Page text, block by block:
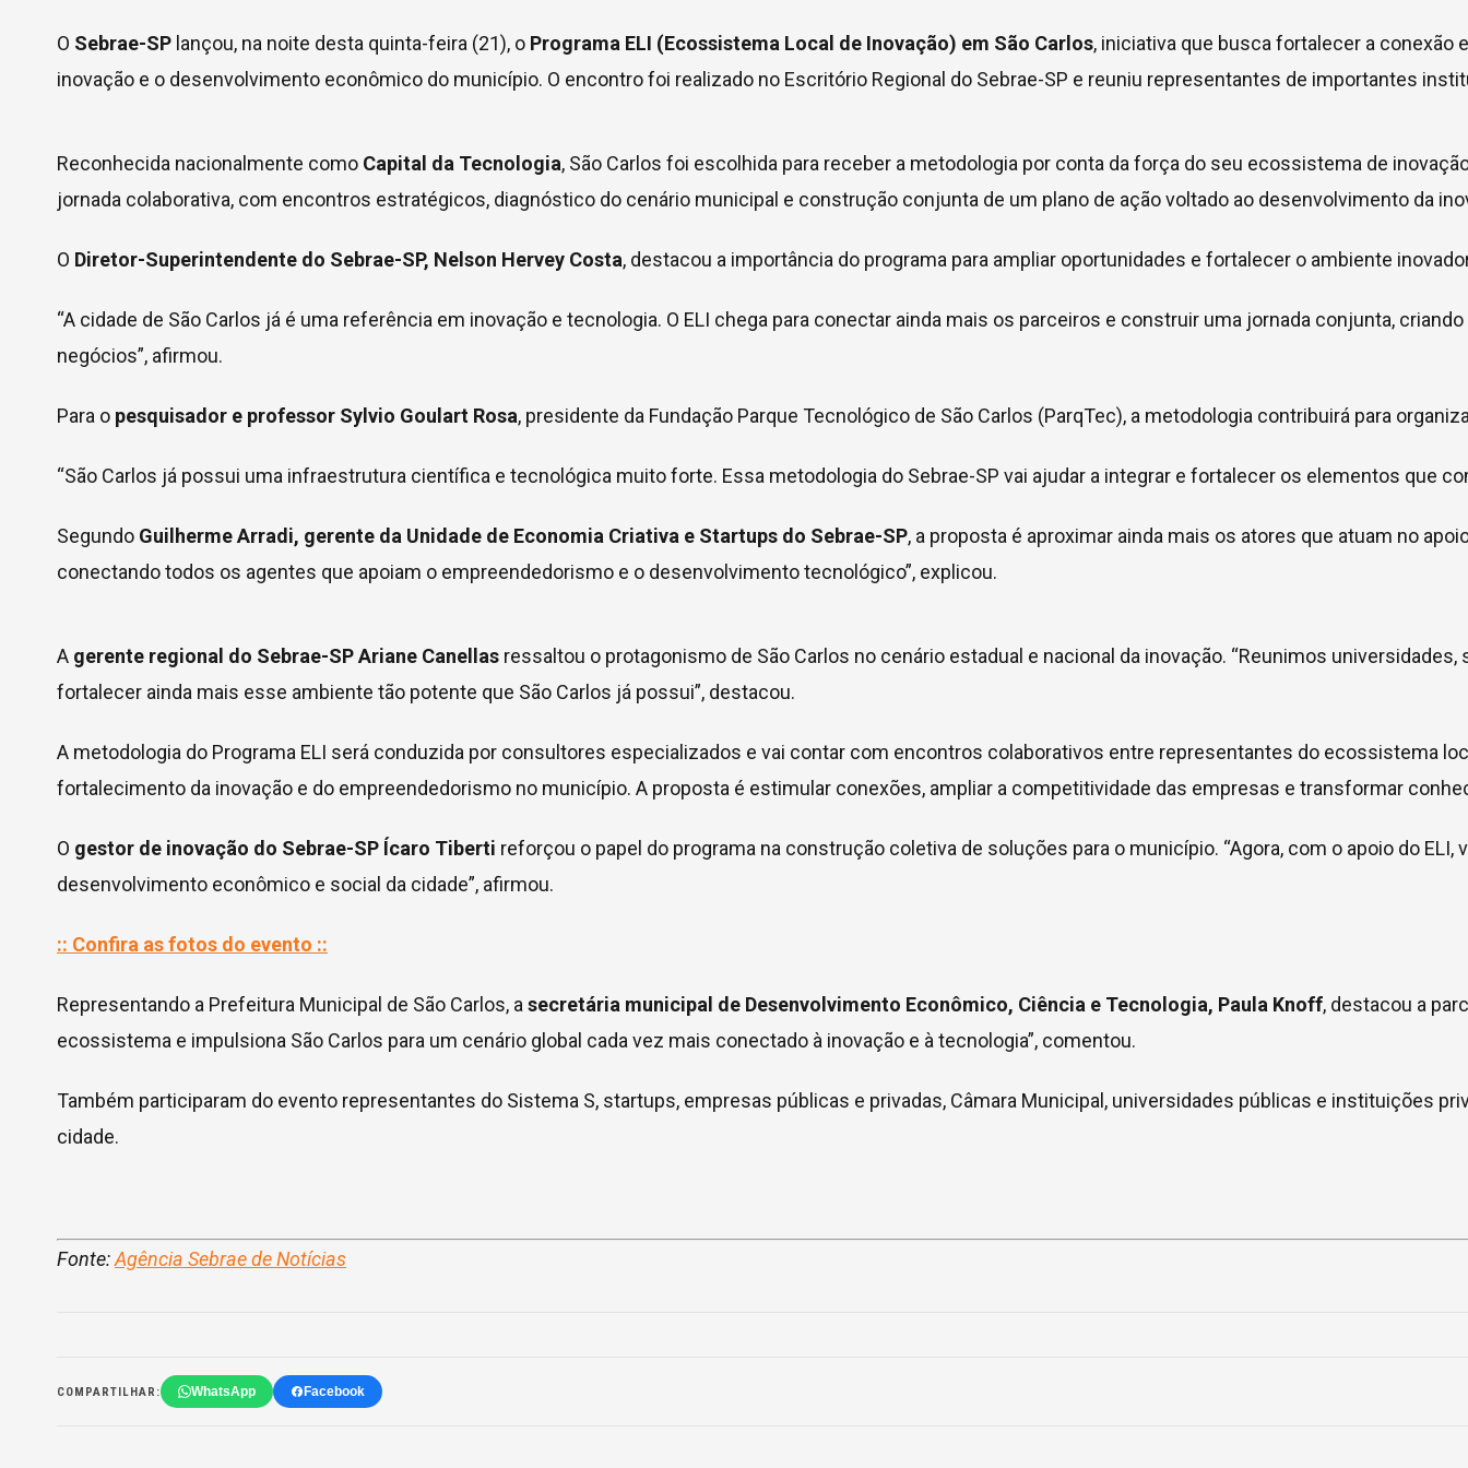
O Sebrae-SP lançou, na noite desta quinta-feira (21), o Programa ELI (Ecossistema Local de Inovação) em São Carlos, iniciativa que busca fortalecer a
inovação e o desenvolvimento econômico do município. O encontro foi realizado no Escritório Regional do Sebrae-SP e reuniu representantes de importantes
Reconhecida nacionalmente como Capital da Tecnologia, São Carlos foi escolhida para receber a metodologia por conta da força do seu ecossistema de
jornada colaborativa, com encontros estratégicos, diagnóstico do cenário municipal e construção conjunta de um plano de ação voltado ao desenvolvimento da
O Diretor-Superintendente do Sebrae-SP, Nelson Hervey Costa, destacou a importância do programa para ampliar oportunidades e fortalecer o ambiente
“A cidade de São Carlos já é uma referência em inovação e tecnologia. O ELI chega para conectar ainda mais os parceiros e construir uma jornada conjunta,
negócios”, afirmou.
Para o pesquisador e professor Sylvio Goulart Rosa, presidente da Fundação Parque Tecnológico de São Carlos (ParqTec), a metodologia contribuirá para
“São Carlos já possui uma infraestrutura científica e tecnológica muito forte. Essa metodologia do Sebrae-SP vai ajudar a integrar e fortalecer os elementos que
Segundo Guilherme Arradi, gerente da Unidade de Economia Criativa e Startups do Sebrae-SP, a proposta é aproximar ainda mais os atores que atuam no
conectando todos os agentes que apoiam o empreendedorismo e o desenvolvimento tecnológico”, explicou.
A gerente regional do Sebrae-SP Ariane Canellas ressaltou o protagonismo de São Carlos no cenário estadual e nacional da inovação. “Reunimos
fortalecer ainda mais esse ambiente tão potente que São Carlos já possui”, destacou.
A metodologia do Programa ELI será conduzida por consultores especializados e vai contar com encontros colaborativos entre representantes do ecossistema
fortalecimento da inovação e do empreendedorismo no município. A proposta é estimular conexões, ampliar a competitividade das empresas e transformar
O gestor de inovação do Sebrae-SP Ícaro Tiberti reforçou o papel do programa na construção coletiva de soluções para o município. “Agora, com o apoio do
desenvolvimento econômico e social da cidade”, afirmou.
:: Confira as fotos do evento ::
Representando a Prefeitura Municipal de São Carlos, a secretária municipal de Desenvolvimento Econômico, Ciência e Tecnologia, Paula Knoff, destacou a
ecossistema e impulsiona São Carlos para um cenário global cada vez mais conectado à inovação e à tecnologia”, comentou.
Também participaram do evento representantes do Sistema S, startups, empresas públicas e privadas, Câmara Municipal, universidades públicas e instituições
cidade.
Fonte:Agência Sebrae de Notícias
COMPARTILHAR: WhatsApp Facebook